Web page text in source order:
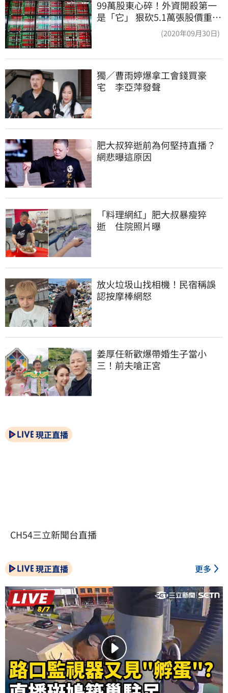
99萬股東心碎！外資開殺第一
是「它」 狠砍5.1萬張股價重挫
(2020年09月30日)
獨／曹雨婷爆拿工會錢買豪
宅　李亞萍發聲
肥大叔猝逝前為何堅持直播？
網悲曝這原因
「料理網紅」肥大叔暴瘦猝
逝　住院照片曝
放火垃圾山找相機！民宿稱誤
認按摩棒網怒
姜厚任新歡爆帶婚生子當小
三！前夫嗆正宮
現正直播
CH54三立新聞台直播
現正直播 更多